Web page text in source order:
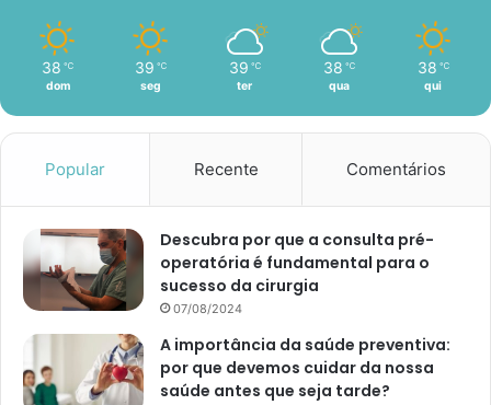
38 ℃
dom
39 ℃
seg
39 ℃
ter
38 ℃
qua
38 ℃
qui
Popular Recente Comentários
Descubra por que a consulta pré-
operatória é fundamental para o
sucesso da cirurgia
07/08/2024
A importância da saúde preventiva:
por que devemos cuidar da nossa
saúde antes que seja tarde?